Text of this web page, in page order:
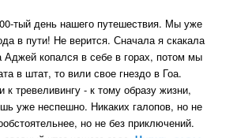
тый день нашего путешествия. Мы уже
в пути! Не верится. Сначала я скакала
Аджей копался в себе в горах, потом мы
в штат, то вили свое гнездо в Гоа.
к тревеливингу - к тому образу жизни,
уже неспешно. Никаких галопов, но не
но не без приключений.